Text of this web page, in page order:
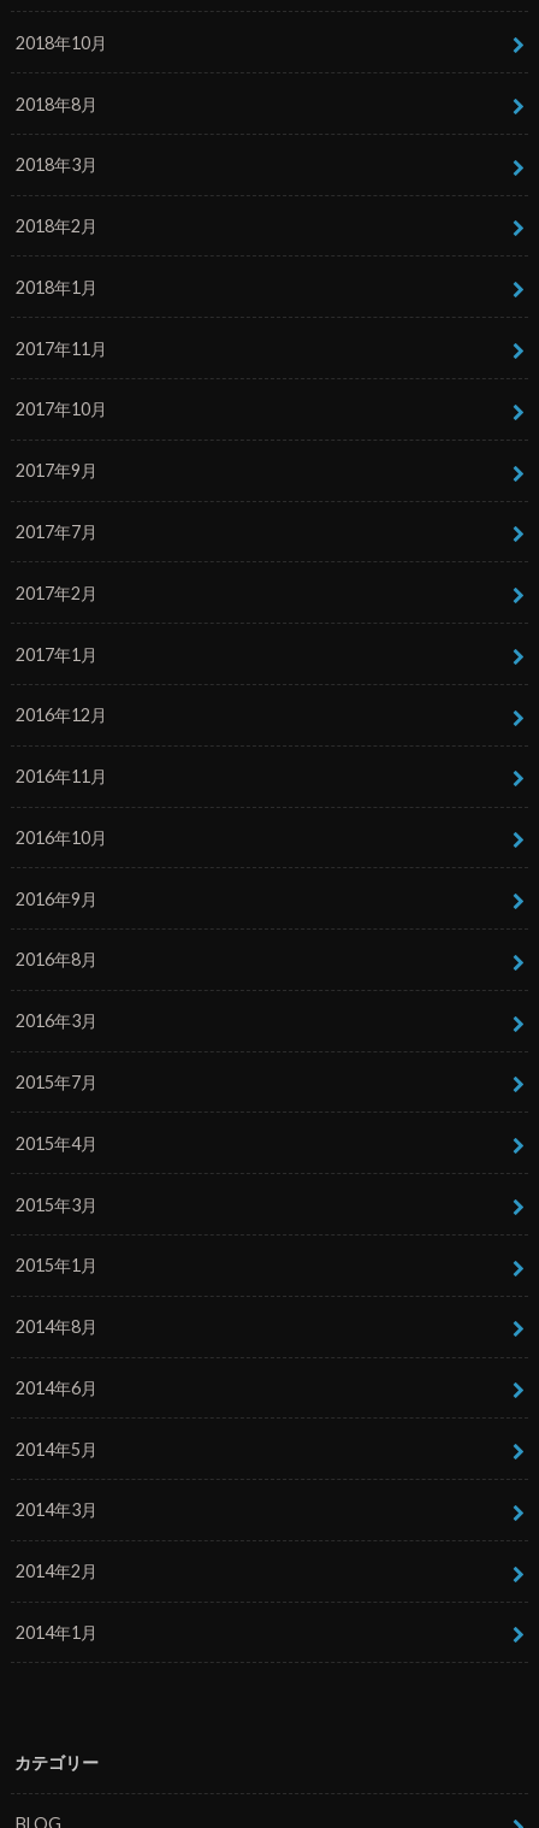
2018年10月
2018年8月
2018年3月
2018年2月
2018年1月
2017年11月
2017年10月
2017年9月
2017年7月
2017年2月
2017年1月
2016年12月
2016年11月
2016年10月
2016年9月
2016年8月
2016年3月
2015年7月
2015年4月
2015年3月
2015年1月
2014年8月
2014年6月
2014年5月
2014年3月
2014年2月
2014年1月
カテゴリー